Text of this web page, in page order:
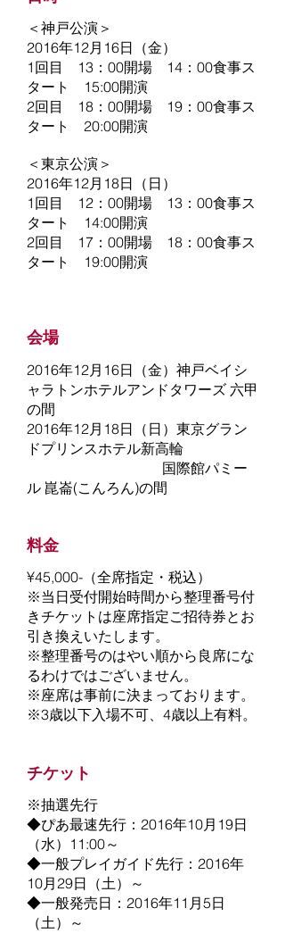
＜神戸公演＞
2016年12月16日（金）
1回目 13：00開場 14：00食事ス
タート 15:00開演
2回目 18：00開場 19：00食事ス
タート 20:00開演
＜東京公演＞
2016年12月18日（日）
1回目 12：00開場 13：00食事ス
タート 14:00開演
2回目 17：00開場 18：00食事ス
タート 19:00開演
会場
2016年12月16日（金）神戸ベイシ
ャラトンホテルアンドタワーズ 六甲
の間
2016年12月18日（日）東京グラン
ドプリンスホテル新高輪
国際館パミー
ル 崑崙(こんろん)の間
料金
¥45,000-（全席指定・税込）
※当日受付開始時間から整理番号付
きチケットは座席指定ご招待券とお
引き換えいたします。
​※整理番号のはやい順から良席にな
るわけではございません。
※座席は事前に決まっております。
※3歳以下入場不可、4歳以上有料。
チケット
※抽選先行
◆ぴあ最速先行：2016年10月19日
（水）11:00～
◆一般プレイガイド先行：2016年
10月29日（土）～
◆一般発売日：2016年11月5日
（土）～